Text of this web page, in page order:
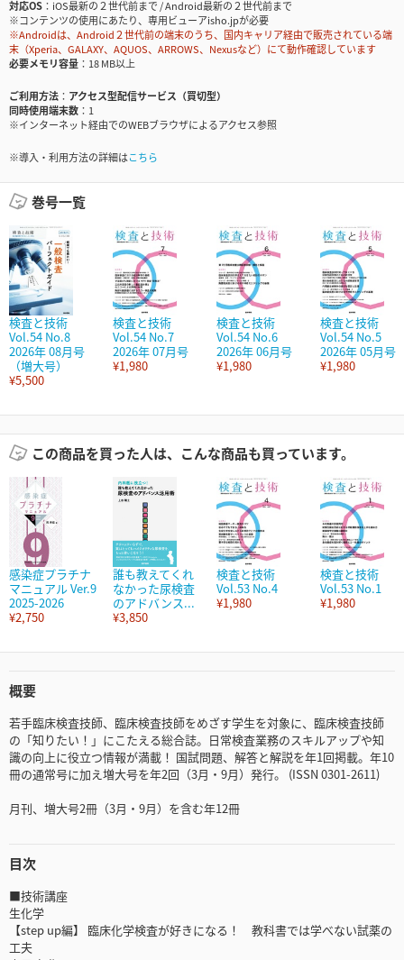
対応OS
iOS最新の２世代前まで / Android最新の２世代前まで
※コンテンツの使用にあたり、専用ビューアisho.jpが必要
※Androidは、Android２世代前の端末のうち、国内キャリア経由で販売されている端
末（Xperia、GALAXY、AQUOS、ARROWS、Nexusなど）にて動作確認しています
必要メモリ容量
18 MB以上
ご利用方法
アクセス型配信サービス（買切型）
同時使用端末数
1
※インターネット経由でのWEBブラウザによるアクセス参照
※導入・利用方法の詳細はこちら
巻号一覧
検査と技術
Vol.54 No.8
2026年 08月号
（増大号）
¥5,500
検査と技術
Vol.54 No.7
2026年 07月号
¥1,980
検査と技術
Vol.54 No.6
2026年 06月号
¥1,980
検査と技術
Vol.54 No.5
2026年 05月号
¥1,980
この商品を買った人は、こんな商品も買っています。
感染症プラチナ
マニュアル Ver.9
2025-2026
¥2,750
誰も教えてくれ
なかった尿検査
のアドバンス...
¥3,850
検査と技術
Vol.53 No.4
¥1,980
検査と技術
Vol.53 No.1
¥1,980
概要
若手臨床検査技師、臨床検査技師をめざす学生を対象に、臨床検査技師
の「知りたい！」にこたえる総合誌。日常検査業務のスキルアップや知
識の向上に役立つ情報が満載！ 国試問題、解答と解説を年1回掲載。年10
冊の通常号に加え増大号を年2回（3月・9月）発行。 (ISSN 0301-2611)
月刊、増大号2冊（3月・9月）を含む年12冊
目次
■技術講座
生化学
【step up編】 臨床化学検査が好きになる！ 教科書では学べない試薬の
工夫